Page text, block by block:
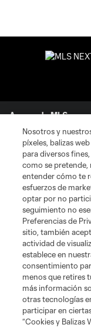
Acerca de MLS
Social
Tienda
Club Sites
Términos de servicio
Cookies Settings
Nosotros y
píxeles, balizas
para diversos
como se pretende,
entender cómo te
esfuerzos de
optar por no
seguimiento no
Preferencias de
sitio, también
actividad de
establece en
consentimiento
menos que retires
más información
otras tecnologías
participar en
“Cookies y Balizas